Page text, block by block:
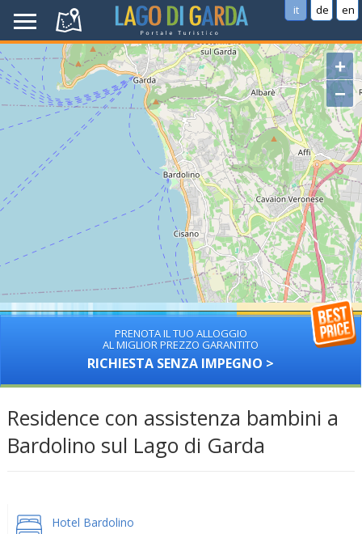
it de en
+
−
PRENOTA IL TUO ALLOGGIO
AL MIGLIOR PREZZO GARANTITO
RICHIESTA SENZA IMPEGNO >
Residence con assistenza bambini a
Bardolino sul Lago di Garda
Hotel Bardolino